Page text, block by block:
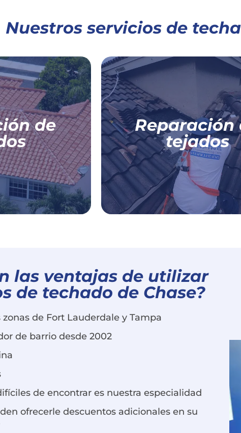
Nuestros servicios de
de
su hogar,
su empresa
residenciales
comerciales
Más información
Reparación
tejados
Para
Para su
Reparación de tejados
Reparación de tejados
Más
las ventajas de utilizar
de techado de Chase?
de Fort Lauderdale y Tampa
de barrio desde 2002
de encontrar es nuestra especialidad
ofrecerle descuentos adicionales en su